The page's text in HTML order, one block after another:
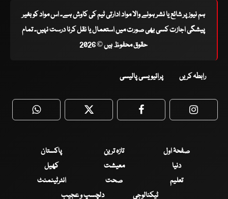
ہم نیوز پر شائع یا نشر ہونے والا مواد ادارتی ٹیم کی کاوش ہے۔ اس مواد کو بغیر
پیشگی اجازت کسی بھی صورت میں استعمال یا نقل کرنا درست نہیں۔ تمام
حقوق محفوظ ہیں © 2026
رابطہ کریں پرائیویسی پالیسی
WhatsApp Twitter Facebook
صفحۂ اول تازہ ترین
پاکستان
دنیا
معیشت
کھیل
تعلیم
صحت
انٹرٹینمنٹ
ٹیکنالوجی
دلچسپ و عجیب